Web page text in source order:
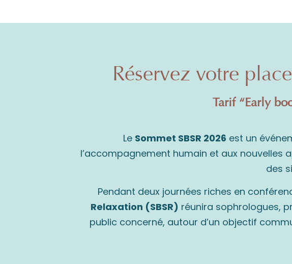
Réservez votre
Tarif “Early
Le Sommet SBSR 2026 est un
l’accompagnement humain et aux nouvelles
des
Pendant deux journées riches en
Relaxation (SBSR) réunira sophrologues,
public concerné, autour d’un objectif